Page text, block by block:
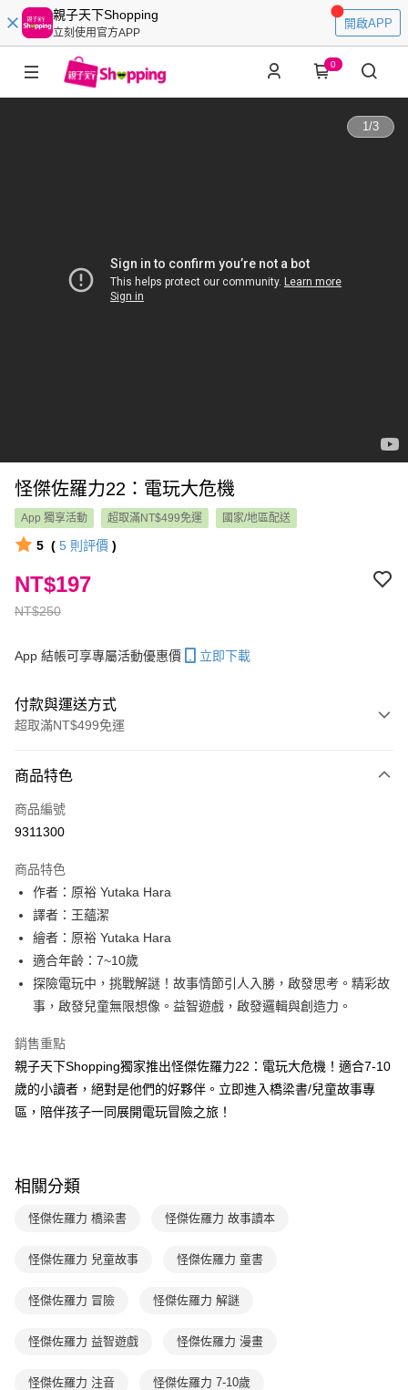
親子天下Shopping
立刻使用官方APP
開啟APP
0
1/3
怪傑佐羅力22：電玩大危機
App 獨享活動 超取滿NT$499免運 國家/地區配送
5 ( 5 則評價 )
NT$250
NT$197
App 結帳可享專屬活動優惠價 立即下載
付款與運送方式
超取滿NT$499免運
信用卡一次付款
LINE Pay
大哥付你分期
相關說明
【大哥付你分期使用說明】
1.本服務由台灣大哥大提供，台灣大哥大用戶可立即使用無須另外申請。
2.付款方式選擇「大哥付你分期」，訂單成立後會自動跳轉到大哥付的交易
流程，驗證手機門號後，選擇欲分期的期數、繳款截止日，確認付款後即完
3.實際核准額度、可分期數及費用金額請依後續交易確認頁面所載為準。
消。如遇「轉專審核」未通過狀況，表示未達大哥付你分期系統評分，恕無
法說明評估內容。
1.分期款項不併入電信帳單，「大哥付你分期」於每月結算日後寄送繳費提
醒簡訊。
【注意事項】
1.本服務係由「台灣大哥大股份有限公司」（以下簡稱本公司）所提供，讓
用戶於交易時，得透過本服務購買商品或服務，並由商店將買賣／分期付款
買賣價金債權讓與本公司後，依約使用本公司帳單繳交帳款。
資料（包含姓名、電話或地址）提供予台灣大哥大進項蒐集、處理及利用，
3.完整用戶服務條款，請詳閱以下連結： https://oppay.tw/userRule
AFTEE先享後付
相關說明
【關於「AFTEE先享後付」】
AFTEE先享後付是「在收到商品之後才付款」的支付方式。 讓您購物簡單
１．簡單：不需註冊會員、不需綁卡、不需儲值。
２．便利：只要手機號碼，簡訊認證，即可結帳。
３．安心：先確認商品／服務後，再付款。
１．於結帳方式選擇「AFTEE先享後付」後，將跳轉至「AFTEE先享後付」
ATM／網路銀行／等多元方式進行付款，方視為交易完成。
購買商品的店家。未經商家同意取消之訂單仍視為有效，需透過AFTEE先享
是否繳費成功／繳費後需取消欲退款等相關疑問，請聯繫「AFTEE先享後付
易，需依本服務之必要範圍內提供個人資料，並將交易相關給付款項請求債
２．關於個人資料處理事宜，請瀏覽以下網址：
ATM付款
運送方式
付款後全家取貨｜8/8-8/14運費優惠，結帳滿499即享免運。
每筆NT$70，滿NT$499(含以上)免運費
國內宅配/郵寄 (不適用離島、海外及郵局i郵箱)
每筆NT$70，滿NT$800(含以上)免運費
離島宅配（澎湖、金門、馬祖、小琉球；不適用於郵局i郵箱）
海外包裹航空運送
商品特色
商品編號
9311300
商品特色
作者：原裕 Yutaka Hara
譯者：王蘊潔
繪者：原裕 Yutaka Hara
適合年齡：7~10歲
探險電玩中，挑戰解謎！故事情節引人入勝，啟發思考。精彩故
事，啟發兒童無限想像。益智遊戲，啟發邏輯與創造力。
銷售重點
親子天下Shopping獨家推出怪傑佐羅力22：電玩大危機！適合7-10
歲的小讀者，絕對是他們的好夥伴。立即進入橋梁書/兒童故事專
區，陪伴孩子一同展開電玩冒險之旅！
相關分類
怪傑佐羅力 橋梁書 怪傑佐羅力 故事讀本
怪傑佐羅力 兒童故事 怪傑佐羅力 童書
怪傑佐羅力 冒險 怪傑佐羅力 解謎
怪傑佐羅力 益智遊戲 怪傑佐羅力 漫畫
怪傑佐羅力 注音 怪傑佐羅力 7-10歲